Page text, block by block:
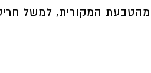
המקורית, למשל